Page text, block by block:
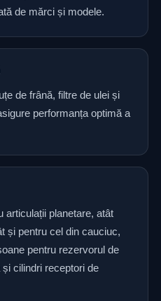
de mărci și modele.
de frână, filtre de ulei și
performanța optimă a
articulații planetare, atât
și pentru cel din cauciuc,
pentru rezervorul de
cilindri receptori de